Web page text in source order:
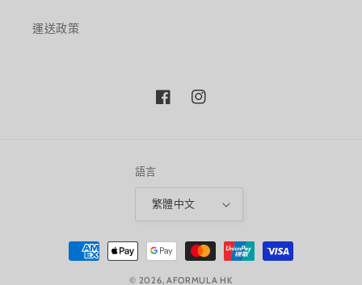
運送政策
FacebookInstagram
語言
繁體中文
付
款
© 2026, AFORMULA HK